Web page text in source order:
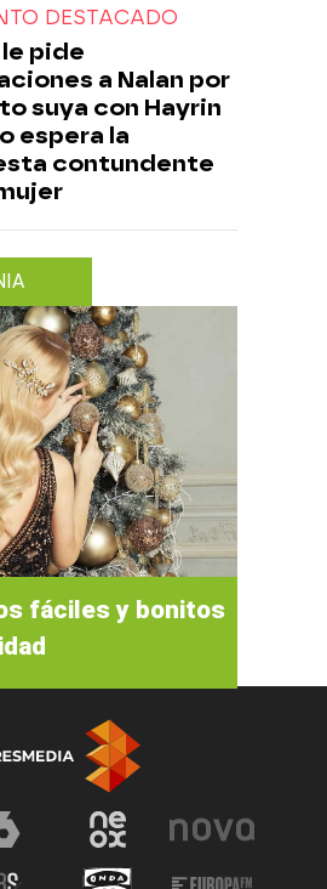
DESTACADO
pide
a Nalan por
suya con Hayrin
espera la
contundente
fáciles y bonitos